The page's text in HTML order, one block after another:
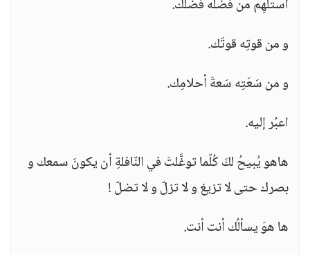
استلهِم من فضّله فَضلَك.
و من قوتِه قوتَك.
و من سَعَتِه سَعةَ أحلامِك.
اعبُر إليه.
هاهو يُبيحُ لكَ كُلّما توغَّلتَ في النّافلةِ أن يكونَ سمعك و
بصرك حتى لا تزيغ و لا تزلّ و لا تضلّ !
ها هوَ يسألُك أنت أنت.